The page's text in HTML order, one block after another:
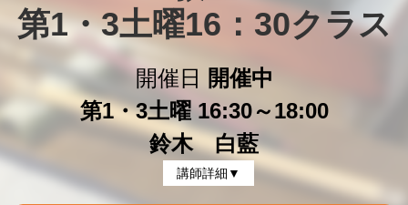
第1・3土曜16：30クラス
開催日
開催中
第1・3土曜 16:30～18:00
鈴木 白藍
講師詳細▼